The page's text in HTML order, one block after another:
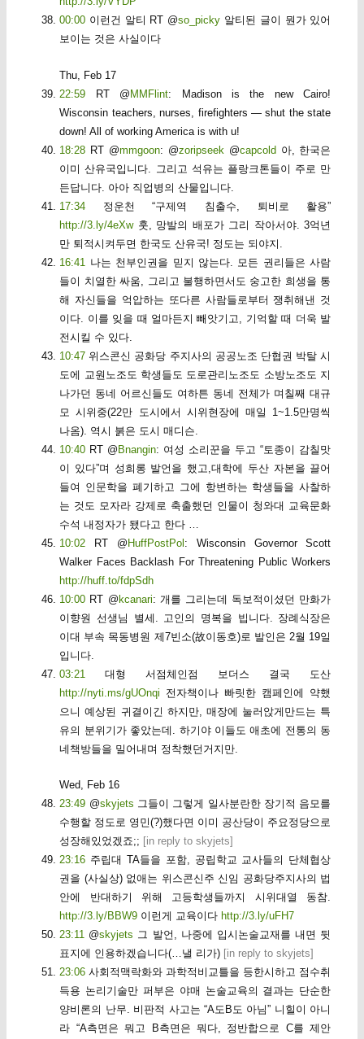
00:00 이런건 알티 RT @so_picky 알티된 글이 뭔가 있어
보이는 것은 사실이다
Thu, Feb 17
22:59
RT @MMFlint: Madison is the new Cairo!
Wisconsin teachers, nurses, firefighters — shut the state
down! All of working America is with u!
18:28 RT @mmgoon: @zoripseek @capcold아, 한국은
이미 산유국입니다. 그리고 석유는 플랑크톤들이 주로 만
든답니다. 아아 직업병의 산물입니다.
17:34
정운천 “구제역 침출수, 퇴비로 활용”
http://3.ly/4eXw훗, 망발의 배포가 그리 작아서야. 3억년
만 퇴적시켜두면 한국도 산유국! 정도는 되야지.
16:41 나는 천부인권을 믿지 않는다. 모든 권리들은 사람
들이 치열한 싸움, 그리고 불행하면서도 숭고한 희생을 통
해 자신들을 억압하는 또다른 사람들로부터 쟁취해낸 것
이다. 이를 잊을 때 얼마든지 빼앗기고, 기억할 때 더욱 발
전시킬 수 있다.
10:47 위스콘신 공화당 주지사의 공공노조 단협권 박탈 시
도에 교원노조도 학생들도 도로관리노조도 소방노조도 지
나가던 동네 어르신들도 여하튼 동네 전체가 며칠째 대규
모 시위중(22만 도시에서 시위현장에 매일 1~1.5만명씩
나옴). 역시 붉은 도시 매디슨.
10:40 RT @Bnangin: 여성 소리꾼을 두고 “토종이 감칠맛
이 있다”며 성희롱 발언을 했고,대학에 두산 자본을 끌어
들여 인문학을 폐기하고 그에 항변하는 학생들을 사찰하
는 것도 모자라 강제로 축출했던 인물이 청와대 교육문화
수석 내정자가 됐다고 한다 …
10:02
RT @HuffPostPol: Wisconsin Governor Scott
Walker Faces Backlash For Threatening Public Workers
http://huff.to/fdpSdh
10:00 RT @kcanari: 개를 그리는데 독보적이셨던 만화가
이향원 선생님 별세. 고인의 명복을 빕니다. 장례식장은
이대 부속 목동병원 제7빈소(故이동호)로 발인은 2월 19일
입니다.
03:21
대형 서점체인점 보더스 결국 도산
http://nyti.ms/gUOnqi 전자책이나 빠릿한 캠페인에 약했
으니 예상된 귀결이긴 하지만, 매장에 눌러앉게만드는 특
유의 분위기가 좋았는데. 하기야 이들도 애초에 전통의 동
네책방들을 밀어내며 정착했던거지만.
Wed, Feb 16
23:49 @skyjets 그들이 그렇게 일사분란한 장기적 음모를
수행할 정도로 영민(?)했다면 이미 공산당이 주요정당으로
성장해있었겠죠;; [in reply to skyjets]
23:16 주립대 TA들을 포함, 공립학교 교사들의 단체협상
권을 (사실상) 없애는 위스콘신주 신임 공화당주지사의 법
안에 반대하기 위해 고등학생들까지 시위대열 동참.
http://3.ly/BBW9 이런게 교육이다http://3.ly/uFH7
23:11 @skyjets 그 발언, 나중에 입시논술교재를 내면 뒷
표지에 인용하겠습니다(…낼 리가) [in reply to skyjets]
23:06 사회적맥락화와 과학적비교틀을 등한시하고 점수취
득용 논리기술만 퍼부은 야매 논술교육의 결과는 단순한
양비론의 난무. 비판적 사고는 “A도B도 아님” 니힐이 아니
라 “A측면은 뭐고 B측면은 뭐다, 정반합으로 C를 제안